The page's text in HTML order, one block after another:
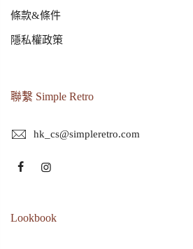
條款&條件
隱私權政策
聯繫 Simple Retro
hk_cs@simpleretro.com
Lookbook